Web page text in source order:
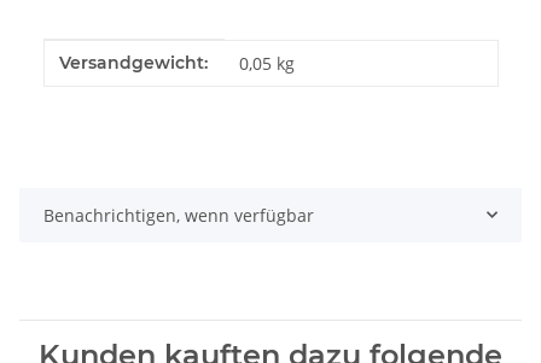
Produkteigenschaft
Wert
Versandgewicht: 0,05 kg
Benachrichtigen, wenn verfügbar
Kunden kauften dazu folgende